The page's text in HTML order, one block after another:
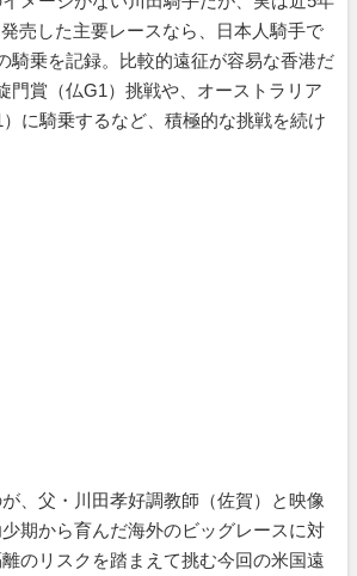
売した主要レースなら、日本人騎手で
騎乗を記録。比較的遠征が容易な香港だ
門賞（仏G1）挑戦や、オーストラリア
に騎乗するなど、積極的な挑戦を続け
、父・川田孝好調教師（佐賀）と映像
期から育んだ海外のビッグレースに対
のリスクを踏まえて挑む今回の米国遠